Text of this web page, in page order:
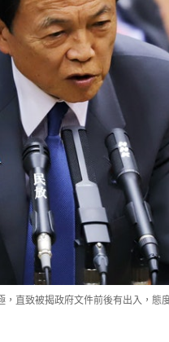
直致被揭政府文件前後有出入，態